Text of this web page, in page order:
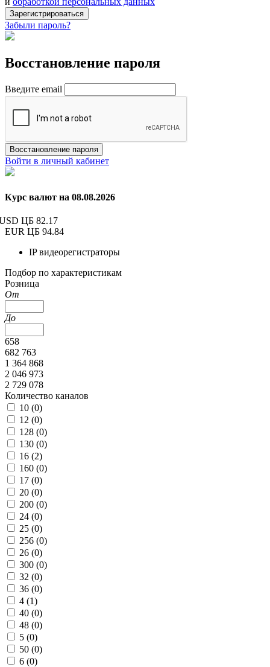
Зарегистрироваться
Забыли пароль?
Восстановление пароля
Введите email
Восстановление пароля
Войти в личный кабинет
Курс валют на 08.08.2026
ЦБ 82.17
EUR ЦБ 94.84
IP видеорегистраторы
Подбор по характеристикам
Розница
От
До
658
682 763
1 364 868
2 046 973
2 729 078
Количество каналов
10 (0)
12 (0)
128 (0)
130 (0)
16 (2)
160 (0)
17 (0)
20 (0)
200 (0)
24 (0)
25 (0)
256 (0)
26 (0)
300 (0)
32 (0)
36 (0)
4 (1)
40 (0)
48 (0)
5 (0)
50 (0)
6 (0)